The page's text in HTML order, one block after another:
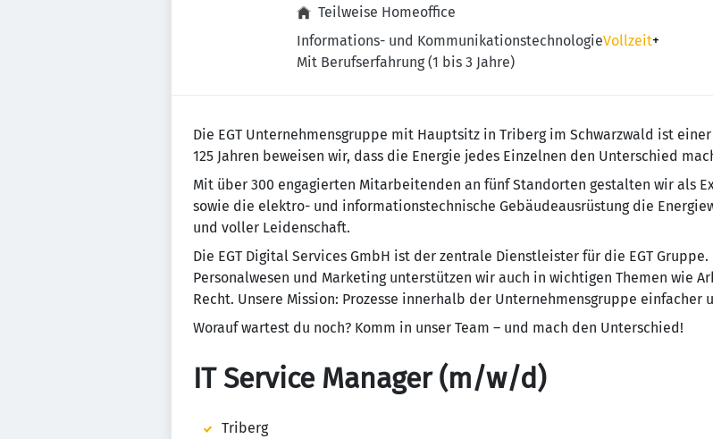
Teilweise Homeoffice
Informations- und KommunikationstechnologieVollzeit+
Mit Berufserfahrung (1 bis 3 Jahre)
Die EGT Unternehmensgruppe mit Hauptsitz in Triberg im Schwarzwald ist
125 Jahren beweisen wir, dass die Energie jedes Einzelnen den Unterschied
Mit über 300 engagierten Mitarbeitenden an fünf Standorten gestalten wir als
sowie die elektro- und informationstechnische Gebäudeausrüstung die
und voller Leidenschaft.
Die EGT Digital Services GmbH ist der zentrale Dienstleister für die EGT
Personalwesen und Marketing unterstützen wir auch in wichtigen Themen wie
Recht. Unsere Mission: Prozesse innerhalb der Unternehmensgruppe einfacher
Worauf wartest du noch? Komm in unser Team – und mach den Unterschied!
IT Service Manager (m/w/d)
Triberg